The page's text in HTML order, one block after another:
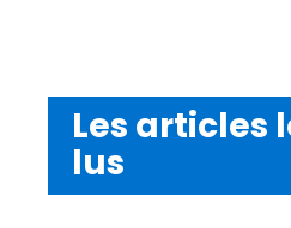
Les articles
lus